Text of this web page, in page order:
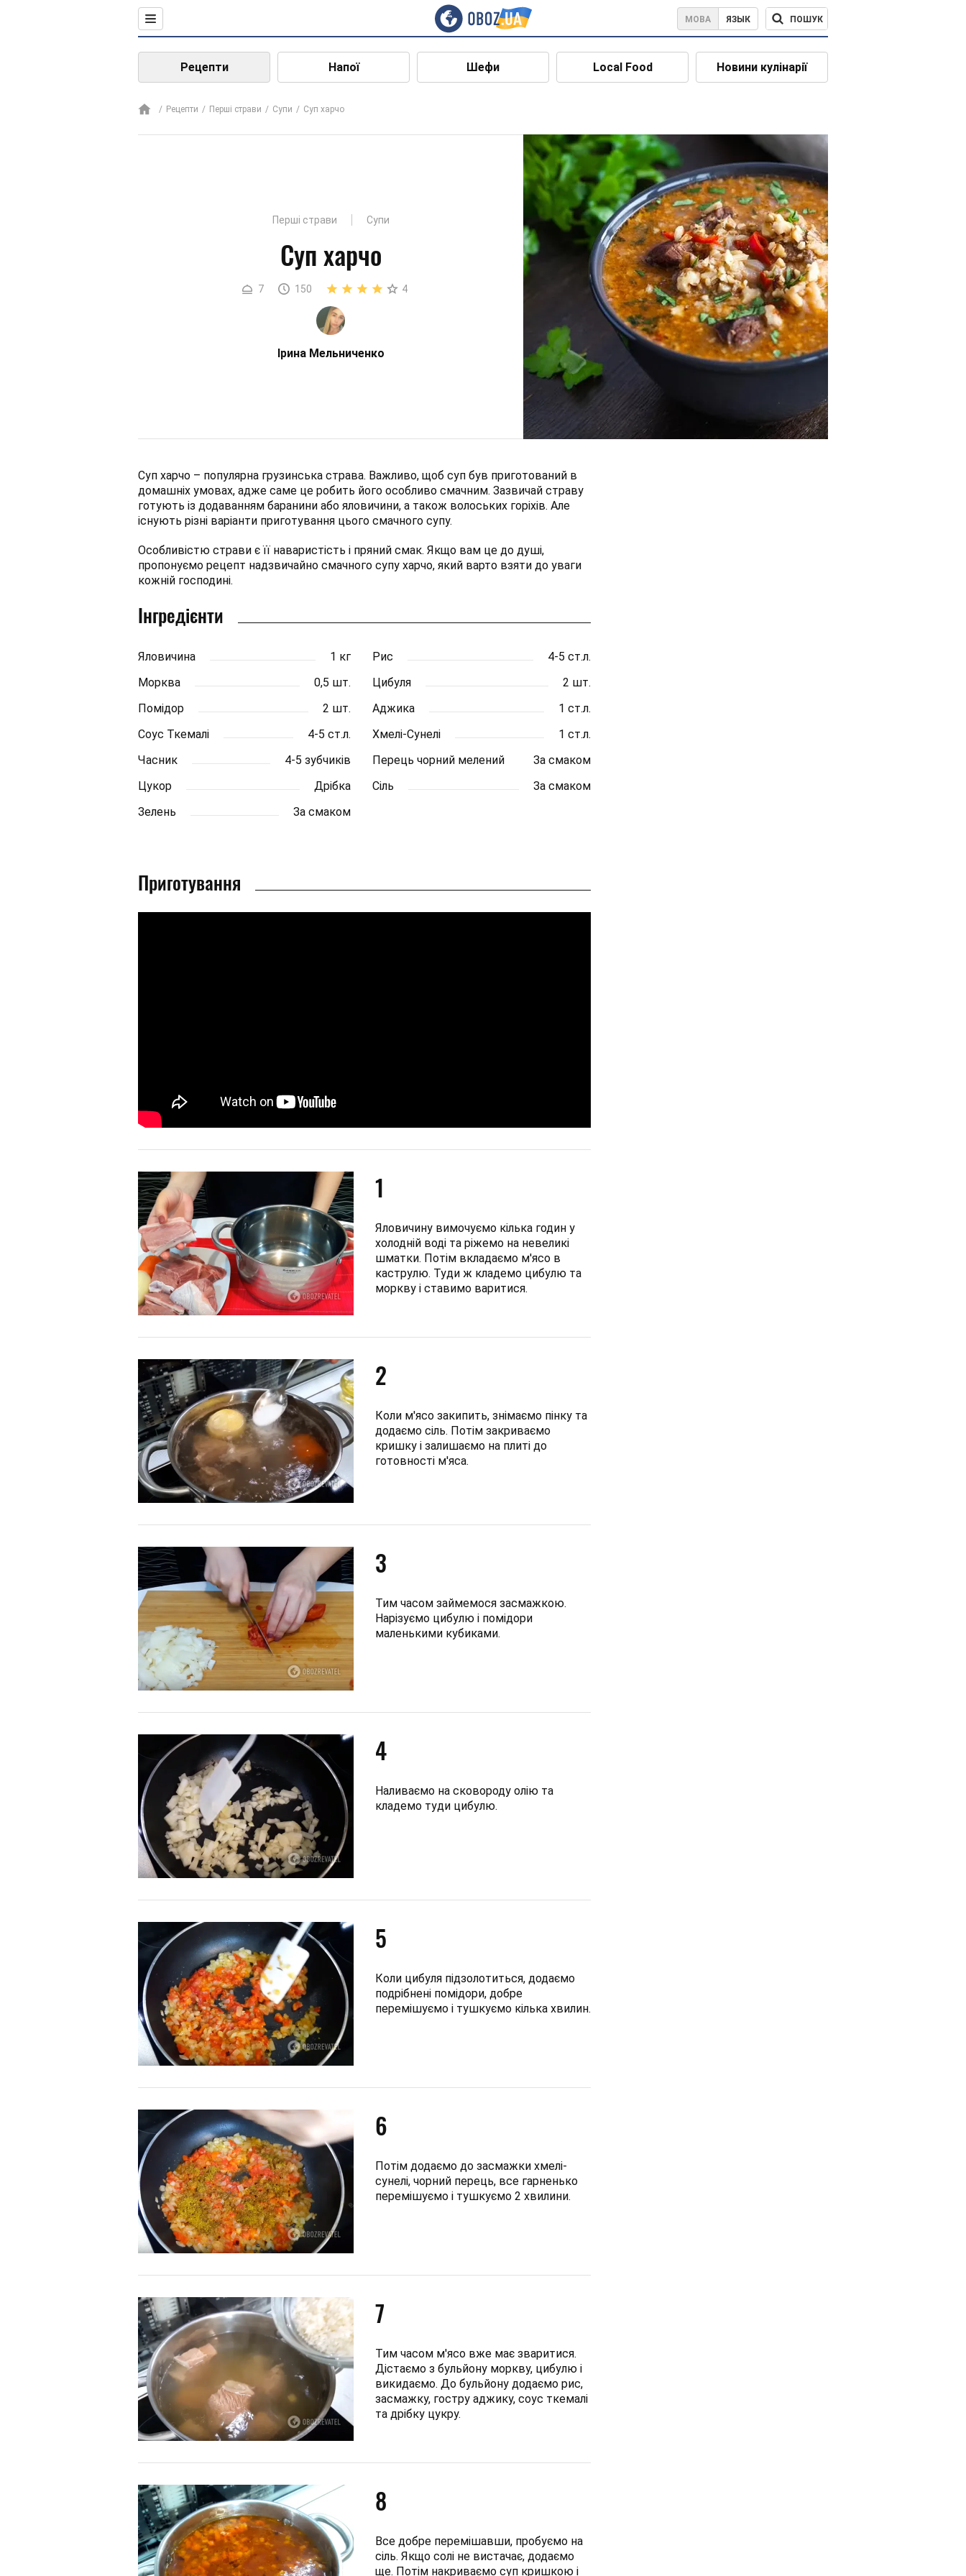
МОВА ЯЗЫК ПОШУК
Рецепти Напої Шефи Local Food Новини кулінарії
Рецепти Перші страви Супи Суп харчо
Перші страви Супи
Суп харчо
7 150 4
Ірина Мельниченко
Суп харчо – популярна грузинська страва. Важливо, щоб суп був приготований в
домашніх умовах, адже саме це робить його особливо смачним. Зазвичай страву
готують із додаванням баранини або яловичини, а також волоських горіхів. Але
існують різні варіанти приготування цього смачного супу.
Особливістю страви є її наваристість і пряний смак. Якщо вам це до душі,
пропонуємо рецепт надзвичайно смачного супу харчо, який варто взяти до уваги
кожній господині.
Інгредієнти
Яловичина 1 кг Рис
4-5 ст.л.
Морква
0,5 шт. Цибуля
2 шт.
Помідор
2 шт. Аджика
1 ст.л.
Соус Ткемалі
4-5 ст.л. Хмелі-Сунелі
1 ст.л.
Часник
4-5 зубчиків Перець чорний мелений
За смаком
Цукор
Дрібка Сіль
За смаком
Зелень
За смаком
Приготування
1
Яловичину вимочуємо кілька годин у
холодній воді та ріжемо на невеликі
шматки. Потім вкладаємо м'ясо в
каструлю. Туди ж кладемо цибулю та
моркву і ставимо варитися.
2
Коли м'ясо закипить, знімаємо пінку та
додаємо сіль. Потім закриваємо
кришку і залишаємо на плиті до
готовності м'яса.
3
Тим часом займемося засмажкою.
Нарізуємо цибулю і помідори
маленькими кубиками.
4
Наливаємо на сковороду олію та
кладемо туди цибулю.
5
Коли цибуля підзолотиться, додаємо
подрібнені помідори, добре
перемішуємо і тушкуємо кілька хвилин.
6
Потім додаємо до засмажки хмелі-
сунелі, чорний перець, все гарненько
перемішуємо і тушкуємо 2 хвилини.
7
Тим часом м'ясо вже має зваритися.
Дістаємо з бульйону моркву, цибулю і
викидаємо. До бульйону додаємо рис,
засмажку, гостру аджику, соус ткемалі
та дрібку цукру.
8
Все добре перемішавши, пробуємо на
сіль. Якщо солі не вистачає, додаємо
ще. Потім накриваємо суп кришкою і